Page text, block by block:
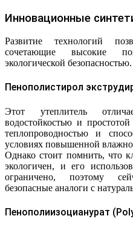
Инновационные
Развитие технологий
сочетающие высокие
экологической безопасностью.
Пенополистирол
Этот утеплитель
водостойкостью и
теплопроводностью и
условиях повышенной
Однако стоит помнить, что
экологичен, и его
ограничено, поэтому
безопасные аналоги с
Пенополиизоцианурат